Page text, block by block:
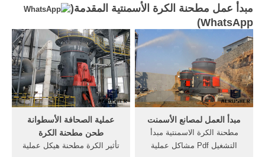
مبدأ عمل مطحنة الكرة الأسمنتية المقدمة(
WhatsApp
)
عملية الصحافة الأسطوانة
طحن مطحنة الكرة
تأثير الكرة مطحنة هيكل عملية
مبدأ العمل لمصانع الأسمنت
مطحنة الكرة الاسمنتية مبدأ
التشغيل Pdf مشاكل عملية